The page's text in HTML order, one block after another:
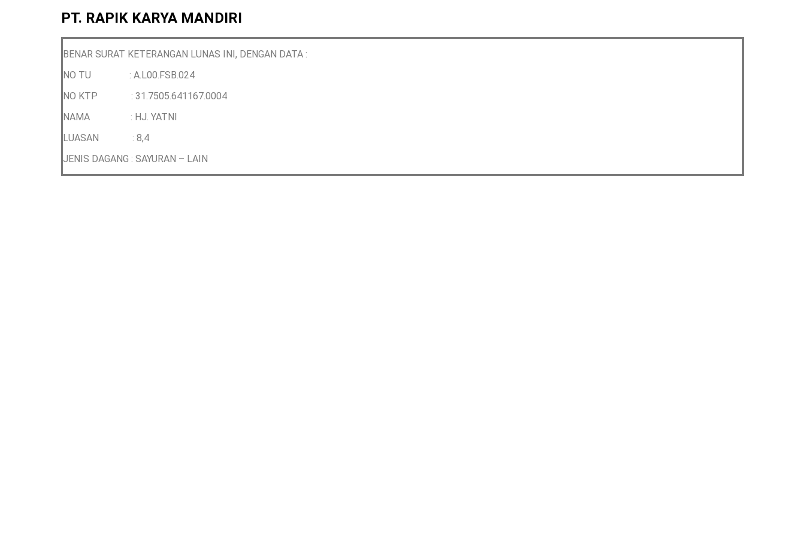
PT. RAPIK KARYA MANDIRI
BENAR SURAT KETERANGAN LUNAS INI, DENGAN DATA :
NO TU : A.L00.FSB.024
NO KTP : 31.7505.641167.0004
NAMA : HJ. YATNI
LUASAN : 8,4
JENIS DAGANG : SAYURAN – LAIN